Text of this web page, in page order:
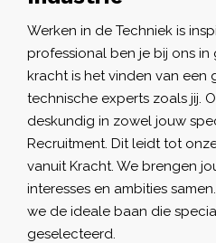
Werken in de Techniek is
professional ben je bij ons
kracht is het vinden van een
technische experts zoals jij.
deskundig in zowel jouw
Recruitment. Dit leidt tot
vanuit Kracht. We brengen
interesses en ambities
we de ideale baan die
geselecteerd.